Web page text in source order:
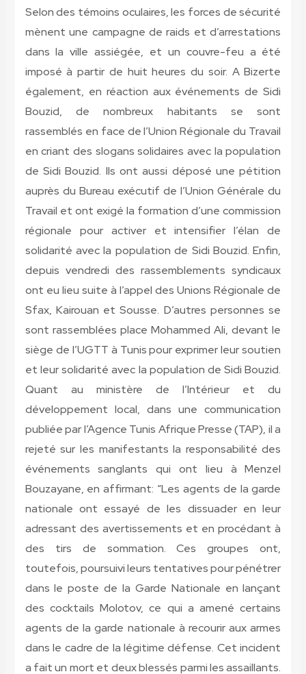
Selon des témoins oculaires, les forces de sécurité
mènent une campagne de raids et d’arrestations
dans la ville assiégée, et un couvre-feu a été
imposé à partir de huit heures du soir. A Bizerte
également, en réaction aux événements de Sidi
Bouzid, de nombreux habitants se sont
rassemblés en face de l’Union Régionale du Travail
en criant des slogans solidaires avec la population
de Sidi Bouzid. Ils ont aussi déposé une pétition
auprès du Bureau exécutif de l’Union Générale du
Travail et ont exigé la formation d’une commission
régionale pour activer et intensifier l’élan de
solidarité avec la population de Sidi Bouzid. Enfin,
depuis vendredi des rassemblements syndicaux
ont eu lieu suite à l’appel des Unions Régionale de
Sfax, Kairouan et Sousse. D’autres personnes se
sont rassemblées place Mohammed Ali, devant le
siège de l’UGTT à Tunis pour exprimer leur soutien
et leur solidarité avec la population de Sidi Bouzid.
Quant au ministère de l’Intérieur et du
développement local, dans une communication
publiée par l’Agence Tunis Afrique Presse (TAP), il a
rejeté sur les manifestants la responsabilité des
événements sanglants qui ont lieu à Menzel
Bouzayane, en affirmant: “Les agents de la garde
nationale ont essayé de les dissuader en leur
adressant des avertissements et en procédant à
des tirs de sommation. Ces groupes ont,
toutefois, poursuivi leurs tentatives pour pénétrer
dans le poste de la Garde Nationale en lançant
des cocktails Molotov, ce qui a amené certains
agents de la garde nationale à recourir aux armes
dans le cadre de la légitime défense. Cet incident
a fait un mort et deux blessés parmi les assaillants.